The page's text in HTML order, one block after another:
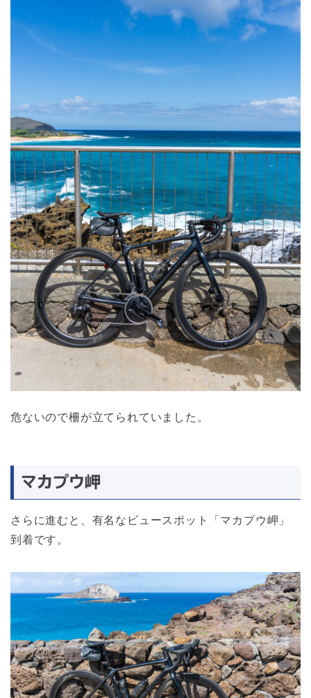
危ないので柵が立てられていました。
マカプウ岬
さらに進むと、有名なビュースポット「マカプウ岬」
到着です。